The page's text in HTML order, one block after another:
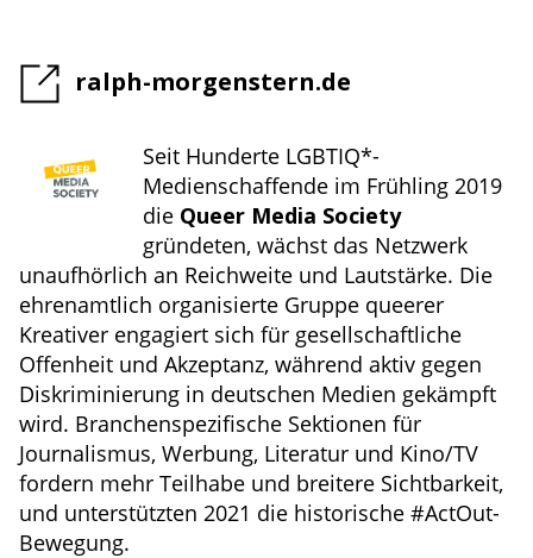
ralph-morgenstern.de
Seit Hunderte LGBTIQ*-
Medienschaffende im Frühling 2019
die Queer Media Society
gründeten, wächst das Netzwerk
unaufhörlich an Reichweite und Lautstärke. Die
ehrenamtlich organisierte Gruppe queerer
Kreativer engagiert sich für gesellschaftliche
Offenheit und Akzeptanz, während aktiv gegen
Diskriminierung in deutschen Medien gekämpft
wird. Branchenspezifische Sektionen für
Journalismus, Werbung, Literatur und Kino/TV
fordern mehr Teilhabe und breitere Sichtbarkeit,
und unterstützten 2021 die historische #ActOut-
Bewegung.